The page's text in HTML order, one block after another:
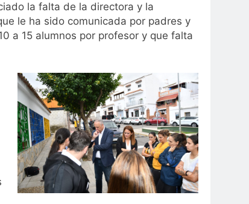
la falta de la directora y la
le ha sido comunicada por padres y
a 15 alumnos por profesor y que falta